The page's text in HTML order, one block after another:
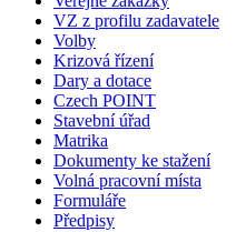
VZ z profilu zadavatele
Volby
Krizová řízení
Dary a dotace
Czech POINT
Stavební úřad
Matrika
Dokumenty ke stažení
Volná pracovní místa
Formuláře
Předpisy